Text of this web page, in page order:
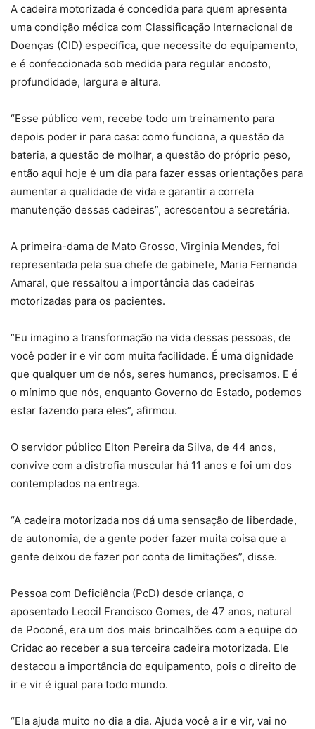
A cadeira motorizada é concedida para quem apresenta
uma condição médica com Classificação Internacional de
Doenças (CID) específica, que necessite do equipamento,
e é confeccionada sob medida para regular encosto,
profundidade, largura e altura.
“Esse público vem, recebe todo um treinamento para
depois poder ir para casa: como funciona, a questão da
bateria, a questão de molhar, a questão do próprio peso,
então aqui hoje é um dia para fazer essas orientações para
aumentar a qualidade de vida e garantir a correta
manutenção dessas cadeiras”, acrescentou a secretária.
A primeira-dama de Mato Grosso, Virginia Mendes, foi
representada pela sua chefe de gabinete, Maria Fernanda
Amaral, que ressaltou a importância das cadeiras
motorizadas para os pacientes.
“Eu imagino a transformação na vida dessas pessoas, de
você poder ir e vir com muita facilidade. É uma dignidade
que qualquer um de nós, seres humanos, precisamos. E é
o mínimo que nós, enquanto Governo do Estado, podemos
estar fazendo para eles”, afirmou.
O servidor público Elton Pereira da Silva, de 44 anos,
convive com a distrofia muscular há 11 anos e foi um dos
contemplados na entrega.
“A cadeira motorizada nos dá uma sensação de liberdade,
de autonomia, de a gente poder fazer muita coisa que a
gente deixou de fazer por conta de limitações”, disse.
Pessoa com Deficiência (PcD) desde criança, o
aposentado Leocil Francisco Gomes, de 47 anos, natural
de Poconé, era um dos mais brincalhões com a equipe do
Cridac ao receber a sua terceira cadeira motorizada. Ele
destacou a importância do equipamento, pois o direito de
ir e vir é igual para todo mundo.
“Ela ajuda muito no dia a dia. Ajuda você a ir e vir, vai no